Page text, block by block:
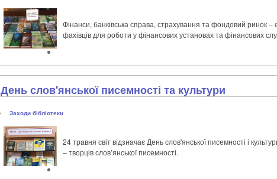
Фінанси, банківська справа, страхування та фондовий ринок
фахівців для роботи у фінансових установах та фінансових
День слов'янської писемності та культури
Заходи бібліотеки
24 травня світ відзначає День слов'янської писемності і
– творців слов’янської писемності.